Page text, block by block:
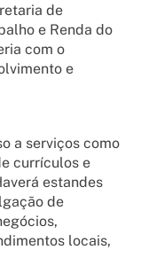
de
e Renda do
com o
e
a serviços como
currículos e
estandes
de
locais,